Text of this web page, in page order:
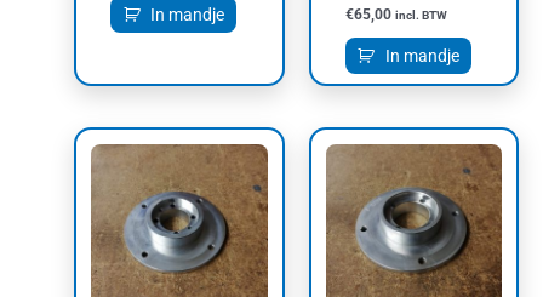
In mandje €65,00 incl. BTW
In mandje